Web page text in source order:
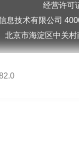
经营许可
息技术有限公司
北京市海淀区中关